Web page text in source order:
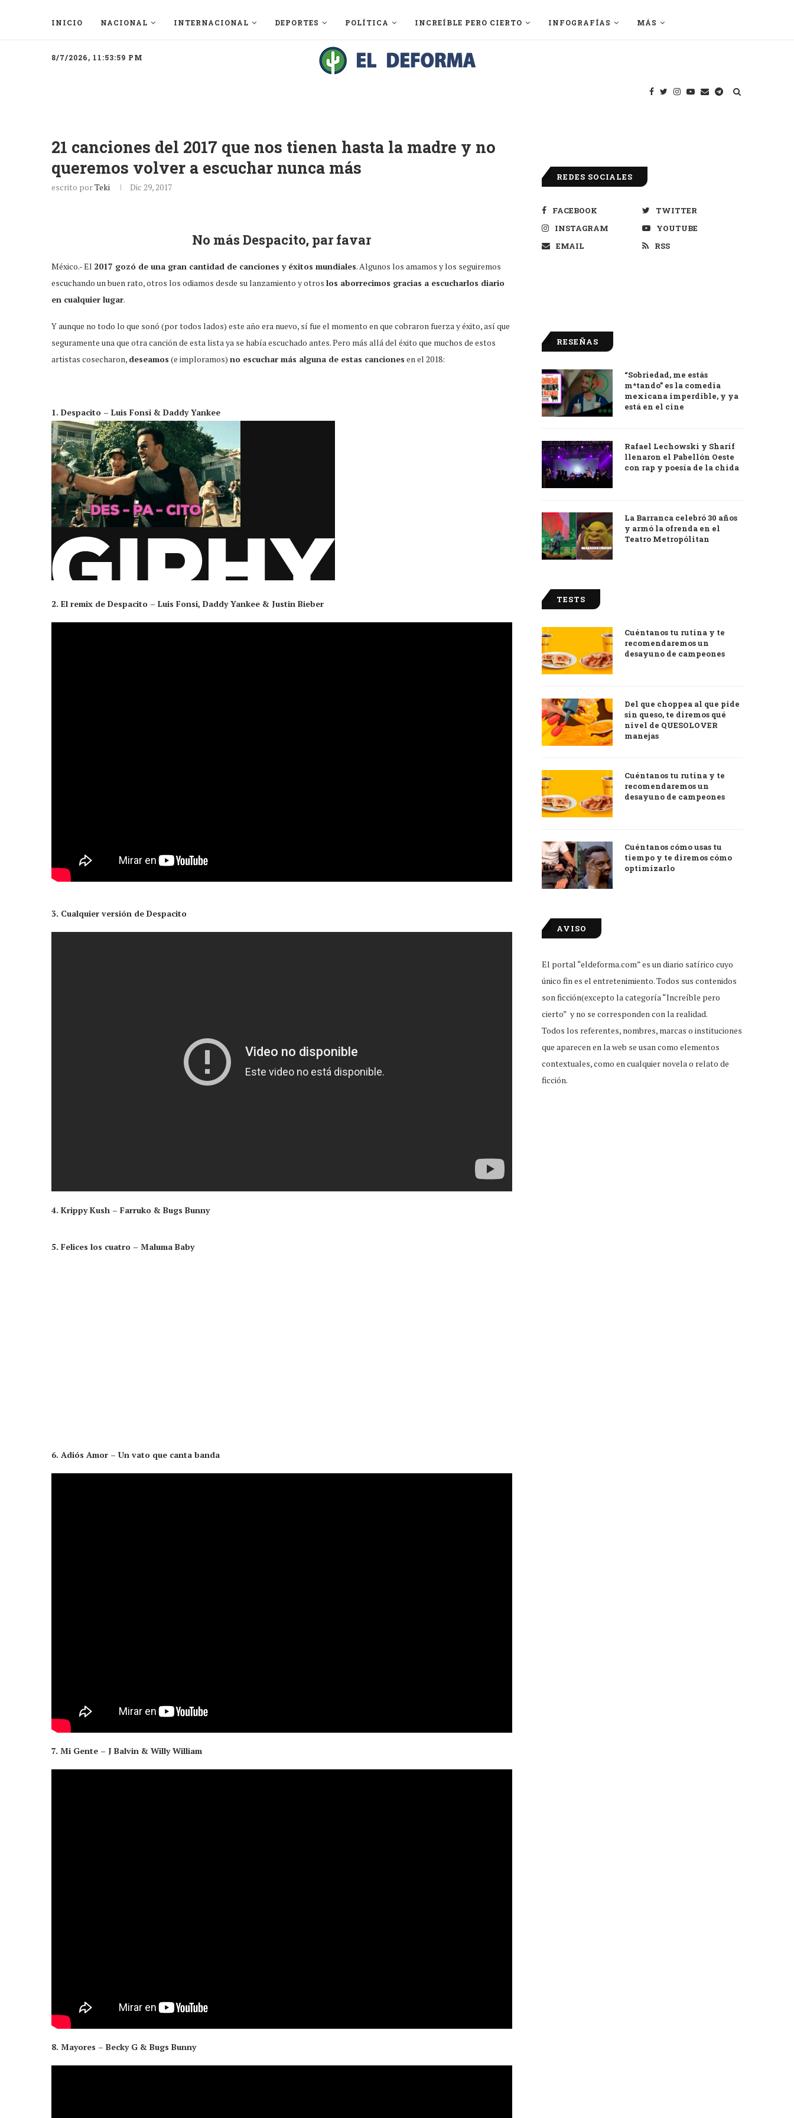
INICIO NACIONAL INTERNACIONAL DEPORTES POLÍTICA INCREÍBLE PERO CIERTO INFOGRAFÍAS MÁS
8/7/2026, 11:53:59 PM
21 canciones del 2017 que nos tienen hasta la madre y no
queremos volver a escuchar nunca más
escrito porTeki Dic 29, 2017
No más Despacito, par favar
México.- El 2017 gozó de una gran cantidad de canciones y éxitos mundiales. Algunos los amamos y los seguiremos
escuchando un buen rato, otros los odiamos desde su lanzamiento y otros los aborrecimos gracias a escucharlos diario
en cualquier lugar.
Y aunque no todo lo que sonó (por todos lados) este año era nuevo, sí fue el momento en que cobraron fuerza y éxito, así que
seguramente una que otra canción de esta lista ya se había escuchado antes. Pero más allá del éxito que muchos de estos
artistas cosecharon, deseamos (e imploramos) no escuchar más alguna de estas canciones en el 2018:
1. Despacito – Luis Fonsi & Daddy Yankee
2. El remix de Despacito – Luis Fonsi, Daddy Yankee & Justin Bieber
3. Cualquier versión de Despacito
4. Krippy Kush – Farruko & Bugs Bunny
5. Felices los cuatro – Maluma Baby
6. Adiós Amor – Un vato que canta banda
7. Mi Gente – J Balvin & Willy William
8. Mayores – Becky G & Bugs Bunny
REDES SOCIALES
FACEBOOK
TWITTER
INSTAGRAM
YOUTUBE
EMAIL
RSS
RESEÑAS
9.0
“Sobriedad, me estás
m*tando” es la comedia
mexicana imperdible, y ya
está en el cine
Rafael Lechowski y Sharif
llenaron el Pabellón Oeste
con rap y poesía de la chida
La Barranca celebró 30 años
y armó la ofrenda en el
Teatro Metropólitan
TESTS
Cuéntanos tu rutina y te
recomendaremos un
desayuno de campeones
Del que choppea al que pide
sin queso, te diremos qué
nivel de QUESOLOVER
manejas
Cuéntanos tu rutina y te
recomendaremos un
desayuno de campeones
Cuéntanos cómo usas tu
tiempo y te diremos cómo
optimizarlo
AVISO
El portal “eldeforma.com” es un diario satírico cuyo
único fin es el entretenimiento. Todos sus contenidos
son ficción(excepto la categoría “Increíble pero
cierto” y no se corresponden con la realidad.
Todos los referentes, nombres, marcas o instituciones
que aparecen en la web se usan como elementos
contextuales, como en cualquier novela o relato de
ficción.